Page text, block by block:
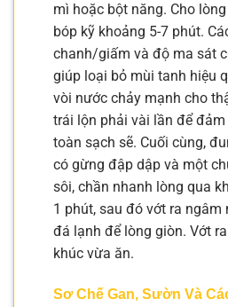
mì hoặc bột năng. Cho
bóp kỹ khoảng 5-7 phút.
chanh/giấm và độ ma sát
giúp loại bỏ mùi tanh hiệu
vòi nước chảy mạnh cho
trái lộn phải vài lần để
toàn sạch sẽ. Cuối cùng,
có gừng đập dập và một
sôi, chần nhanh lòng qua
1 phút, sau đó vớt ra ngâm
đá lạnh để lòng giòn. Vớt
khúc vừa ăn.
Sơ Chế Gan, Sườn Và